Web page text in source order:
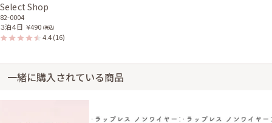
Select Shop
82-0004
３泊４日 ￥490 (税込)
4.4(16)
一緒に購入されている商品